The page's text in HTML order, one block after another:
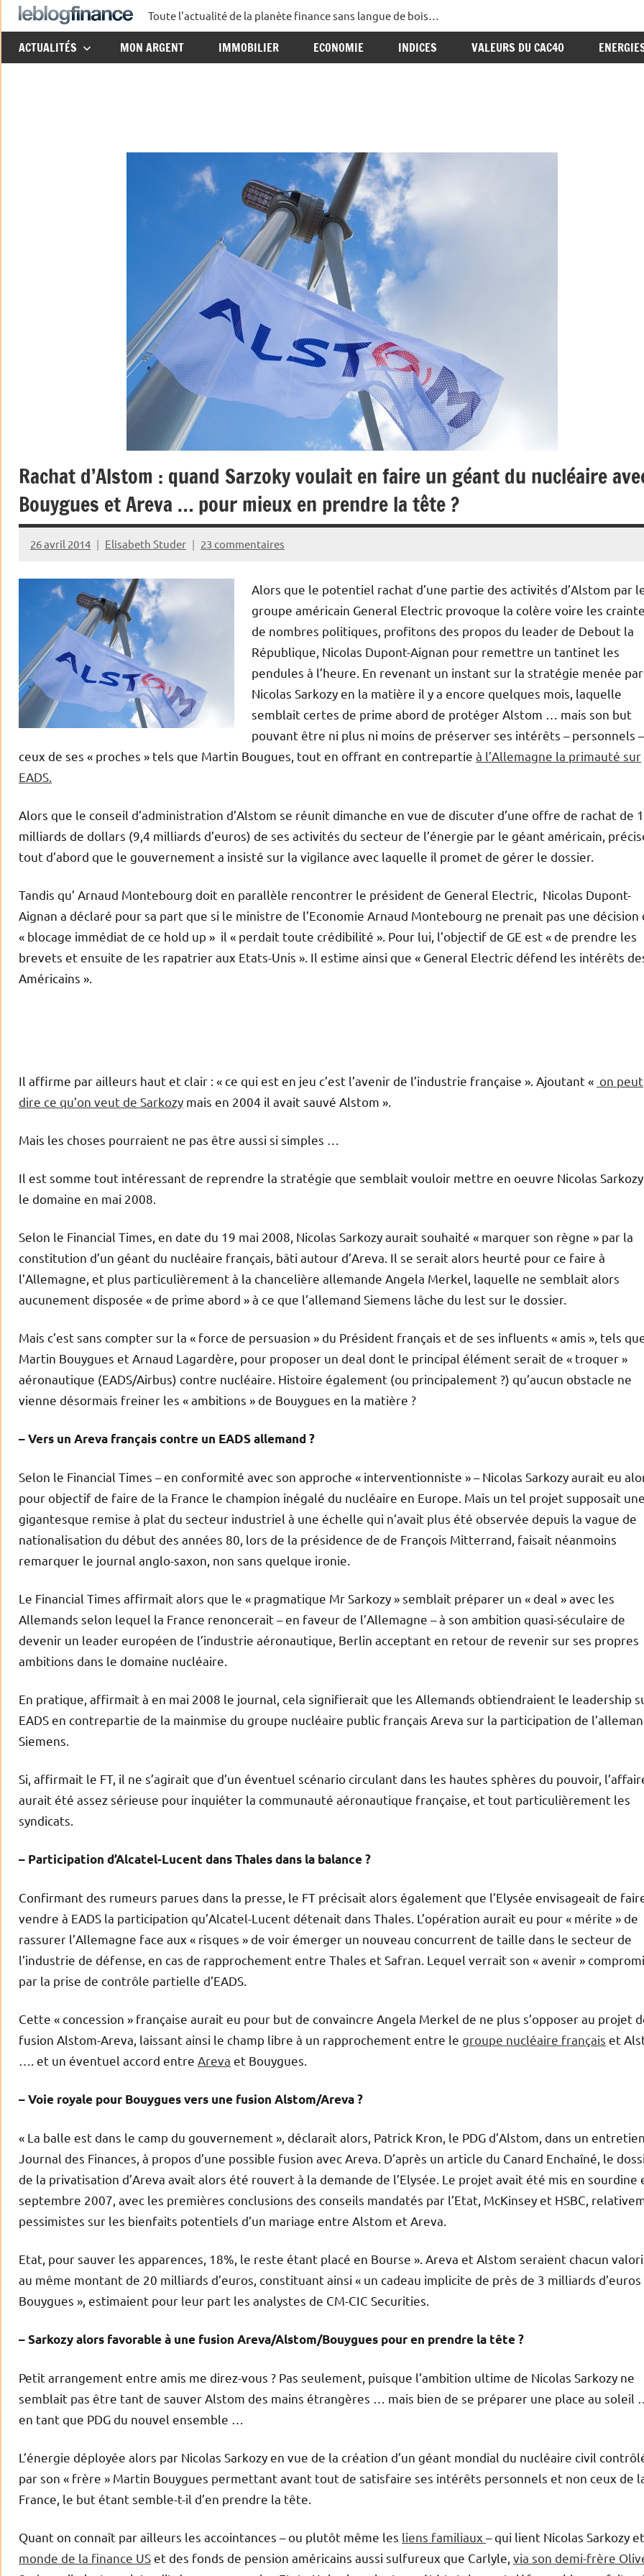
Aller
au
contenu
Le
Blog
Toute l'actualité de la planète finance sans langue de bois…
ACTUALITÉS MON ARGENT IMMOBILIER ECONOMIE INDICES VALEURS DU CAC40
Rachat d’Alstom : quand Sarzoky voulait en faire un géant du nucléaire
Bouygues et Areva … pour mieux en prendre la tête ?
26 avril 2014 Elisabeth Studer 23 commentaires
Alors que le potentiel rachat d’une partie des activités d’Alstom par
groupe américain General Electric provoque la colère voire les
de nombres politiques, profitons des propos du leader de Debout la
République, Nicolas Dupont-Aignan pour remettre un tantinet les
pendules à l’heure. En revenant un instant sur la stratégie menée par
Nicolas Sarkozy en la matière il y a encore quelques mois, laquelle
semblait certes de prime abord de protéger Alstom … mais son but
pouvant être ni plus ni moins de préserver ses intérêts – personnels
ceux de ses « proches » tels que Martin Bougues, tout en offrant en contrepartie à l’Allemagne la primauté sur
EADS.
Alors que le conseil d’administration d’Alstom se réunit dimanche en vue de discuter d’une offre de rachat de
milliards de dollars (9,4 milliards d’euros) de ses activités du secteur de l’énergie par le géant américain,
tout d’abord que le gouvernement a insisté sur la vigilance avec laquelle il promet de gérer le dossier.
Tandis qu’ Arnaud Montebourg doit en parallèle rencontrer le président de General Electric, Nicolas Dupont-
Aignan a déclaré pour sa part que si le ministre de l’Economie Arnaud Montebourg ne prenait pas une décision
« blocage immédiat de ce hold up » il « perdait toute crédibilité ». Pour lui, l’objectif de GE est « de prendre les
brevets et ensuite de les rapatrier aux Etats-Unis ». Il estime ainsi que « General Electric défend les intérêts
Américains ».
Il affirme par ailleurs haut et clair : « ce qui est en jeu c’est l’avenir de l’industrie française ». Ajoutant « on peut
dire ce qu’on veut de Sarkozy mais en 2004 il avait sauvé Alstom ».
Mais les choses pourraient ne pas être aussi si simples …
Il est somme tout intéressant de reprendre la stratégie que semblait vouloir mettre en oeuvre Nicolas
le domaine en mai 2008.
Selon le Financial Times, en date du 19 mai 2008, Nicolas Sarkozy aurait souhaité « marquer son règne » par la
constitution d’un géant du nucléaire français, bâti autour d’Areva. Il se serait alors heurté pour ce faire à
l’Allemagne, et plus particulièrement à la chancelière allemande Angela Merkel, laquelle ne semblait alors
aucunement disposée « de prime abord » à ce que l’allemand Siemens lâche du lest sur le dossier.
Mais c’est sans compter sur la « force de persuasion » du Président français et de ses influents « amis », tels
Martin Bouygues et Arnaud Lagardère, pour proposer un deal dont le principal élément serait de « troquer »
aéronautique (EADS/Airbus) contre nucléaire. Histoire également (ou principalement ?) qu’aucun obstacle ne
vienne désormais freiner les « ambitions » de Bouygues en la matière ?
– Vers un Areva français contre un EADS allemand ?
Selon le Financial Times – en conformité avec son approche « interventionniste » – Nicolas Sarkozy aurait eu
pour objectif de faire de la France le champion inégalé du nucléaire en Europe. Mais un tel projet supposait
gigantesque remise à plat du secteur industriel à une échelle qui n’avait plus été observée depuis la vague de
nationalisation du début des années 80, lors de la présidence de de François Mitterrand, faisait néanmoins
remarquer le journal anglo-saxon, non sans quelque ironie.
Le Financial Times affirmait alors que le « pragmatique Mr Sarkozy » semblait préparer un « deal » avec les
Allemands selon lequel la France renoncerait – en faveur de l’Allemagne – à son ambition quasi-séculaire de
devenir un leader européen de l’industrie aéronautique, Berlin acceptant en retour de revenir sur ses propres
ambitions dans le domaine nucléaire.
En pratique, affirmait à en mai 2008 le journal, cela signifierait que les Allemands obtiendraient le leadership
EADS en contrepartie de la mainmise du groupe nucléaire public français Areva sur la participation de
Siemens.
Si, affirmait le FT, il ne s’agirait que d’un éventuel scénario circulant dans les hautes sphères du pouvoir,
aurait été assez sérieuse pour inquiéter la communauté aéronautique française, et tout particulièrement les
syndicats.
– Participation d’Alcatel-Lucent dans Thales dans la balance ?
Confirmant des rumeurs parues dans la presse, le FT précisait alors également que l’Elysée envisageait de
vendre à EADS la participation qu’Alcatel-Lucent détenait dans Thales. L’opération aurait eu pour « mérite » de
rassurer l’Allemagne face aux « risques » de voir émerger un nouveau concurrent de taille dans le secteur de
l’industrie de défense, en cas de rapprochement entre Thales et Safran. Lequel verrait son « avenir »
par la prise de contrôle partielle d’EADS.
Cette « concession » française aurait eu pour but de convaincre Angela Merkel de ne plus s’opposer au projet
fusion Alstom-Areva, laissant ainsi le champ libre à un rapprochement entre le groupe nucléaire français et
…. et un éventuel accord entre Areva et Bouygues.
– Voie royale pour Bouygues vers une fusion Alstom/Areva ?
« La balle est dans le camp du gouvernement », déclarait alors, Patrick Kron, le PDG d’Alstom, dans un
Journal des Finances, à propos d’une possible fusion avec Areva. D’après un article du Canard Enchaîné, le
de la privatisation d’Areva avait alors été rouvert à la demande de l’Elysée. Le projet avait été mis en sourdine
septembre 2007, avec les premières conclusions des conseils mandatés par l’Etat, McKinsey et HSBC,
pessimistes sur les bienfaits potentiels d’un mariage entre Alstom et Areva.
Etat, pour sauver les apparences, 18%, le reste étant placé en Bourse ». Areva et Alstom seraient chacun
au même montant de 20 milliards d’euros, constituant ainsi « un cadeau implicite de près de 3 milliards d’euros
Bouygues », estimaient pour leur part les analystes de CM-CIC Securities.
– Sarkozy alors favorable à une fusion Areva/Alstom/Bouygues pour en prendre la tête ?
Petit arrangement entre amis me direz-vous ? Pas seulement, puisque l’ambition ultime de Nicolas Sarkozy ne
semblait pas être tant de sauver Alstom des mains étrangères … mais bien de se préparer une place au soleil
en tant que PDG du nouvel ensemble …
L’énergie déployée alors par Nicolas Sarkozy en vue de la création d’un géant mondial du nucléaire civil
par son « frère » Martin Bouygues permettant avant tout de satisfaire ses intérêts personnels et non ceux de
France, le but étant semble-t-il d’en prendre la tête.
Quant on connaît par ailleurs les accointances – ou plutôt même les liens familiaux – qui lient Nicolas Sarkozy
monde de la finance USet des fonds de pension américains aussi sulfureux que Carlyle, via son demi-frère